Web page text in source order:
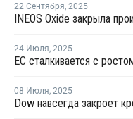
22 Сентября, 2025
24 Июля, 2025
08 Июля, 2025